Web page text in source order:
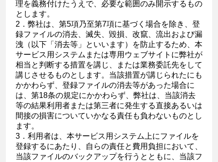
理を義務付けたうえで、必要な範囲のみ開示するもの
とします。
2．弊社は、第5項乃至第7項に基づく場合を除き、登
録ファイルの消去、滅失、毀損、改竄、流出および漏
洩（以下「消去等」といいます）を防止するため、本
サービス用システムまたは専用ウェブサイトに弊社が
相当と判断する措置を講じ、または業務委託先をして
講じさせるものとします。当該措置が講じられたにも
かかわらず、登録ファイルの消去等があった場合に
は、第18条の規定にかかわらず、弊社は、当該消去
等の結果利用者または第三者に発生する直接あるいは
間接の損害についていかなる責任も負わないものとし
ます。
3．利用者は、本サービス用システム上にファイルを
登録するにあたり、自らの責任と費用負担において、
当該ファイルのバックアップを行うとともに、当該フ